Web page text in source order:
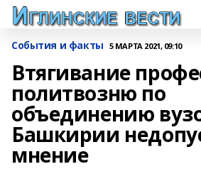
События и факты 5 МАРТА 2021, 09:10
Втягивание
политвозню по
объединению
Башкирии
мнение